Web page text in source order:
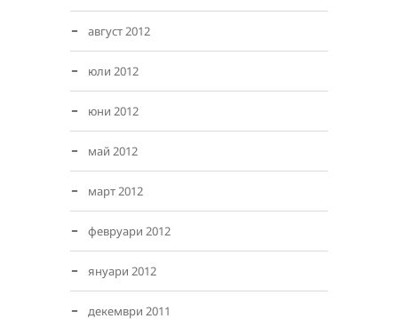
август 2012
юли 2012
юни 2012
май 2012
март 2012
февруари 2012
януари 2012
декември 2011